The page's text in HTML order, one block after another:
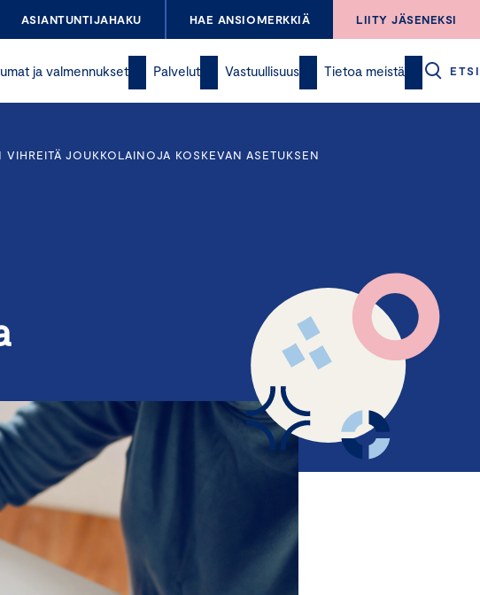
ASIANTUNTIJAHAKU HAE ANSIOMERKKIÄ LIITY JÄSENEKSI
ja valmennukset Palvelut Vastuullisuus Tietoa meistä ETSI
JOUKKOLAINOJA KOSKEVAN ASETUKSEN